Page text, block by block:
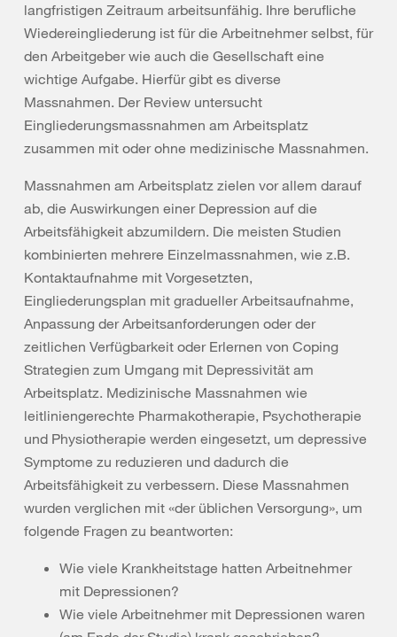
langfristigen Zeitraum arbeitsunfähig. Ihre berufliche
Wiedereingliederung ist für die Arbeitnehmer selbst, für
den Arbeitgeber wie auch die Gesellschaft eine
wichtige Aufgabe. Hierfür gibt es diverse
Massnahmen. Der Review untersucht
Eingliederungsmassnahmen am Arbeitsplatz
zusammen mit oder ohne medizinische Massnahmen.
Massnahmen am Arbeitsplatz zielen vor allem darauf
ab, die Auswirkungen einer Depression auf die
Arbeitsfähigkeit abzumildern. Die meisten Studien
kombinierten mehrere Einzelmassnahmen, wie z.B.
Kontaktaufnahme mit Vorgesetzten,
Eingliederungsplan mit gradueller Arbeitsaufnahme,
Anpassung der Arbeitsanforderungen oder der
zeitlichen Verfügbarkeit oder Erlernen von Coping
Strategien zum Umgang mit Depressivität am
Arbeitsplatz. Medizinische Massnahmen wie
leitliniengerechte Pharmakotherapie, Psychotherapie
und Physiotherapie werden eingesetzt, um depressive
Symptome zu reduzieren und dadurch die
Arbeitsfähigkeit zu verbessern. Diese Massnahmen
wurden verglichen mit «der üblichen Versorgung», um
folgende Fragen zu beantworten:
Wie viele Krankheitstage hatten Arbeitnehmer
mit Depressionen?
Wie viele Arbeitnehmer mit Depressionen waren